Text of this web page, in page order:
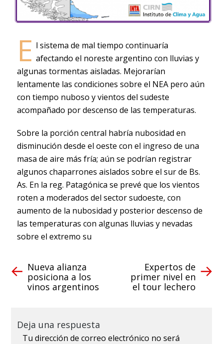
E l sistema de mal tiempo continuaría
afectando el noreste argentino con lluvias y
algunas tormentas aisladas. Mejorarían
lentamente las condiciones sobre el NEA pero aún
con tiempo nuboso y vientos del sudeste
acompañado por descenso de las temperaturas.
Sobre la porción central habría nubosidad en
disminución desde el oeste con el ingreso de una
masa de aire más fría; aún se podrían registrar
algunos chaparrones aislados sobre el sur de Bs.
As. En la reg. Patagónica se prevé que los vientos
roten a moderados del sector sudoeste, con
aumento de la nubosidad y posterior descenso de
las temperaturas con algunas lluvias y nevadas
sobre el extremo su
Nueva alianza
posiciona a los
vinos argentinos
Expertos de
primer nivel en
el tour lechero
Deja una respuesta
Tu dirección de correo electrónico no será